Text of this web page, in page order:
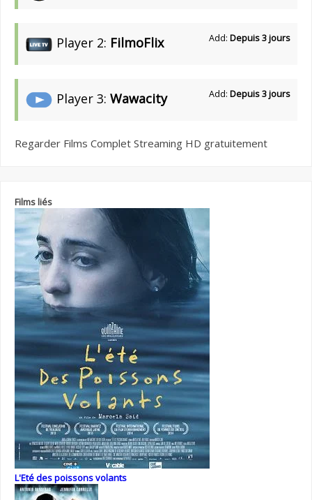
Player 2: FilmoFlix Add: Depuis 3 jours
Player 3: Wawacity Add: Depuis 3 jours
Regarder Films Complet Streaming HD gratuitement
Films liés
L'Eté des poissons volants